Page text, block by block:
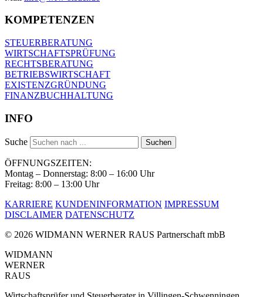
KOMPETENZEN
STEUERBERATUNG
WIRTSCHAFTSPRÜFUNG
RECHTSBERATUNG
BETRIEBSWIRTSCHAFT
EXISTENZGRÜNDUNG
FINANZBUCHHALTUNG
INFO
Suche Suchen
ÖFFNUNGSZEITEN:
Montag – Donnerstag: 8:00 – 16:00 Uhr
Freitag: 8:00 – 13:00 Uhr
KARRIERE KUNDENINFORMATION IMPRESSUM
DISCLAIMER DATENSCHUTZ
© 2026 WIDMANN WERNER RAUS Partnerschaft mbB
WIDMANN
WERNER
RAUS